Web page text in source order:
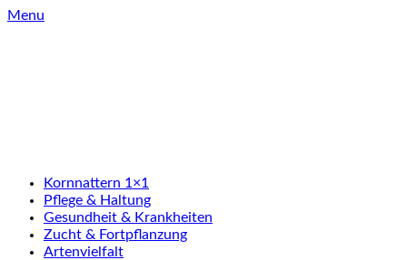
Skip
Menu
Kornnattern 1×1
Pflege & Haltung
Gesundheit & Krankheiten
Zucht & Fortpflanzung
Artenvielfalt